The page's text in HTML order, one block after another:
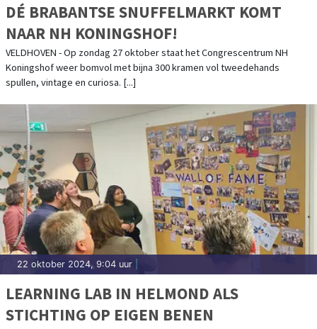
DÉ BRABANTSE SNUFFELMARKT KOMT
NAAR NH KONINGSHOF!
VELDHOVEN - Op zondag 27 oktober staat het Congrescentrum NH
Koningshof weer bomvol met bijna 300 kramen vol tweedehands
spullen, vintage en curiosa. [...]
22 oktober 2024, 9:04 uur
LEARNING LAB IN HELMOND ALS
STICHTING OP EIGEN BENEN